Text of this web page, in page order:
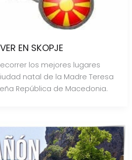
EN SKOPJE
los mejores lugares
natal de la Madre Teresa
República de Macedonia.